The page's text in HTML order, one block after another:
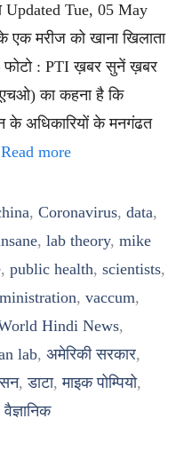
Updated Tue, 05 May
एक मरीज को खाना खिलाता
फोटो : PTI ख़बर सुनें ख़बर
का कहना है कि
के अधिकारियों के मनगंढत
Read more
, Coronavirus, data,
, lab theory, mike
, public health, scientists,
, vaccum,
Hindi News,
lab, अमेरिकी सरकार,
,डाटा,माइक पोम्पियो,
वैज्ञानिक